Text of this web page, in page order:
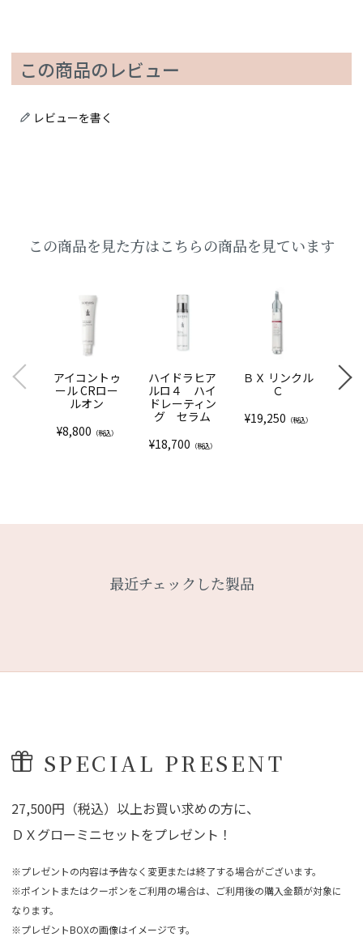
この商品のレビュー
レビューを書く
この商品を見た方はこちらの商品を見ています
アイコントゥ
ール CRロー
ルオン
¥8,800 （税込）
ハイドラヒア
ルロ４ ハイ
ドレーティン
グ セラム
¥18,700 （税込）
ＢＸ リンクル
Ｃ
¥19,250 （税込）
プ
ー
最近チェックした製品
SPECIAL PRESENT
27,500円（税込）以上お買い求めの方に、
ＤＸグローミニセットをプレゼント！
※プレゼントの内容は予告なく変更または終了する場合がございます。
※ポイントまたはクーポンをご利用の場合は、ご利用後の購入金額が対象に
なります。
※プレゼントBOXの画像はイメージです。